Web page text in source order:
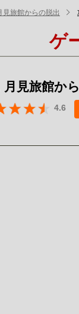
見旅館からの脱出
ゲ
月見旅館か
4.6